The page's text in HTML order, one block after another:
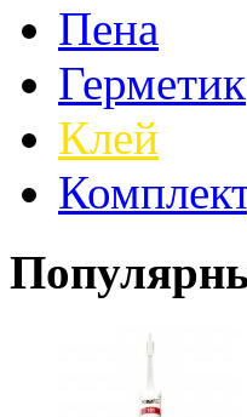
Пена
Герметик
Клей